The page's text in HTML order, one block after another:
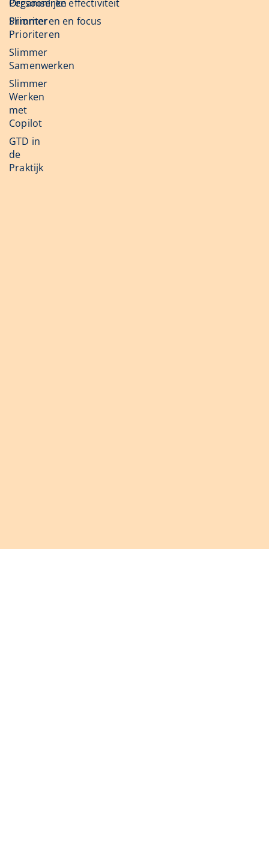
Organiseren
Slimmer
Prioriteren
Slimmer
Samenwerken
Slimmer
Werken
met
Copilot
GTD in
de
Praktijk
Persoonlijke effectiviteit
Prioriteren en focus